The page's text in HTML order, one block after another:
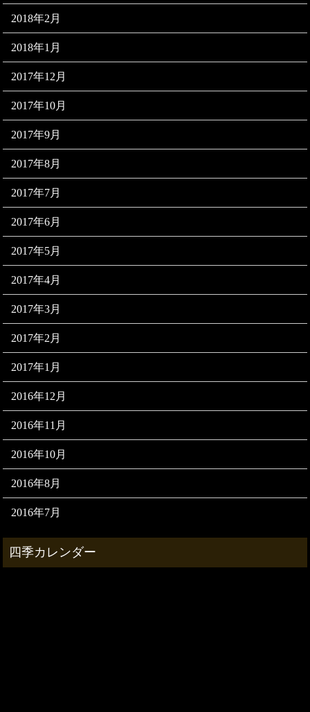
2018年2月
2018年1月
2017年12月
2017年10月
2017年9月
2017年8月
2017年7月
2017年6月
2017年5月
2017年4月
2017年3月
2017年2月
2017年1月
2016年12月
2016年11月
2016年10月
2016年8月
2016年7月